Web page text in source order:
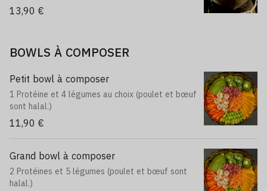
13,90 €
BOWLS À COMPOSER
Petit bowl à composer
1 Protéine et 4 légumes au choix (poulet et bœuf
sont halal.)
11,90 €
Grand bowl à composer
2 Protéines et 5 légumes (poulet et bœuf sont
halal.)